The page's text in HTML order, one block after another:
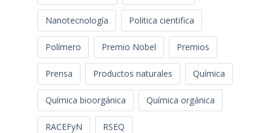
Nanotecnología Politica cientifica
Polímero Premio Nobel Premios
Prensa Productos naturales Química
Química bioorgánica Química orgánica
RACEFyN RSEQ